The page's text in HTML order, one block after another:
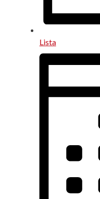
Lista